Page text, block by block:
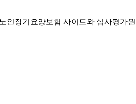
인장기요양보험 사이트와 심사평